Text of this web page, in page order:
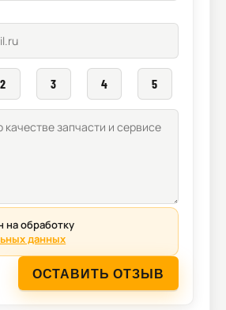
2 3 4 5
на обработку
данных
ОСТАВИТЬ ОТЗЫВ